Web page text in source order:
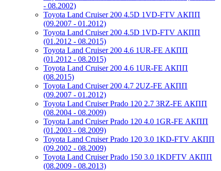
- 08.2002)
Toyota Land Cruiser 200 4.5D 1VD-FTV АКПП
(09.2007 - 01.2012)
Toyota Land Cruiser 200 4.5D 1VD-FTV АКПП
(01.2012 - 08.2015)
Toyota Land Cruiser 200 4.6 1UR-FE АКПП
(01.2012 - 08.2015)
Toyota Land Cruiser 200 4.6 1UR-FE АКПП
(08.2015)
Toyota Land Cruiser 200 4.7 2UZ-FE АКПП
(09.2007 - 01.2012)
Toyota Land Cruiser Prado 120 2.7 3RZ-FE АКПП
(08.2004 - 08.2009)
Toyota Land Cruiser Prado 120 4.0 1GR-FE АКПП
(01.2003 - 08.2009)
Toyota Land Cruiser Prado 120 3.0 1KD-FTV АКПП
(09.2002 - 08.2009)
Toyota Land Cruiser Prado 150 3.0 1KDFTV АКПП
(08.2009 - 08.2013)